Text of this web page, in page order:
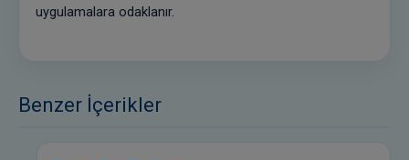
uygulamalara odaklanır.
Benzer İçerikler